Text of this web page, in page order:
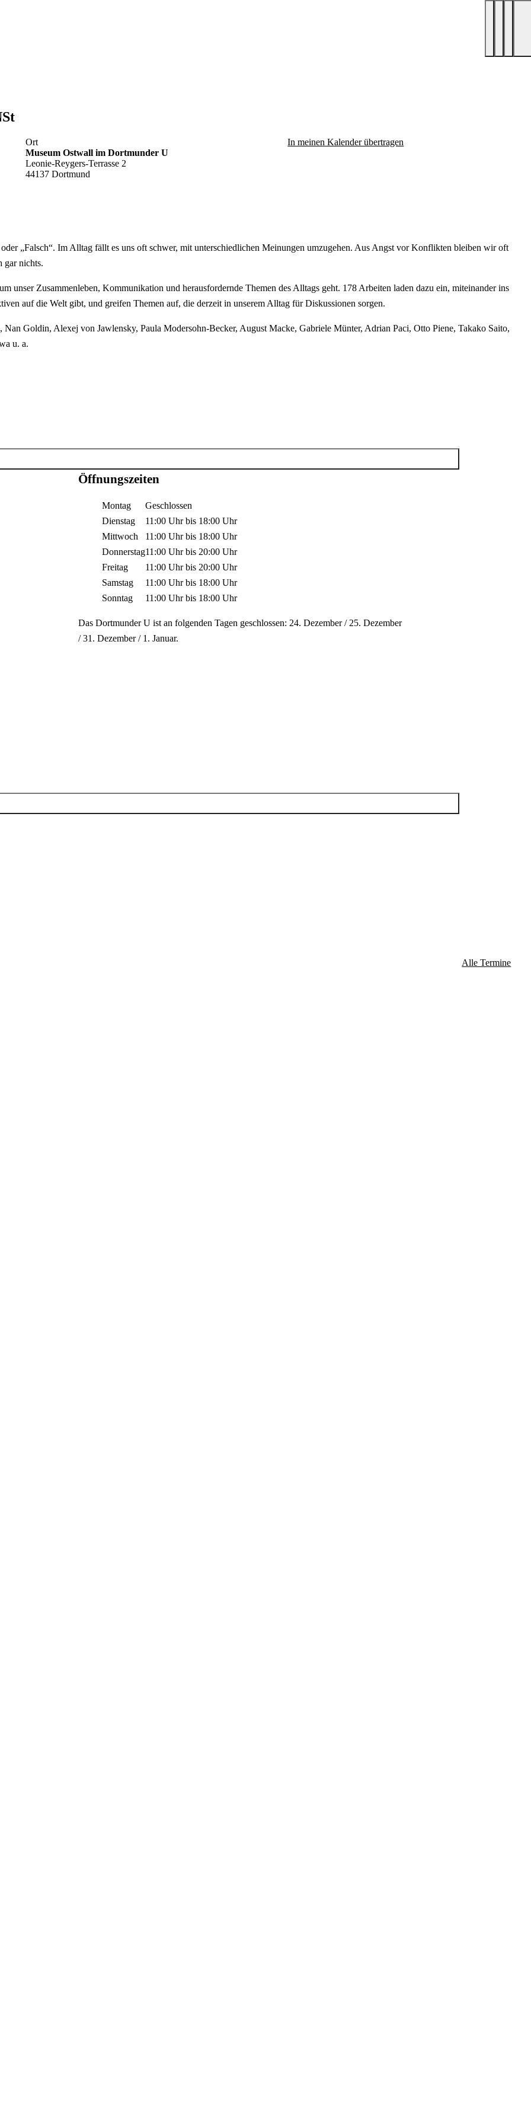
Ort
Museum Ostwall im Dortmunder U
Leonie-Reygers-Terrasse 2
44137 Dortmund
In meinen Kalender übertragen
„Falsch“. Im Alltag fällt es uns oft schwer, mit unterschiedlichen Meinungen umzugehen. Aus Angst vor Konflikten bleiben wir oft
gar nichts.
unser Zusammenleben, Kommunikation und herausfordernde Themen des Alltags geht. 178 Arbeiten laden dazu ein, miteinander ins
auf die Welt gibt, und greifen Themen auf, die derzeit in unserem Alltag für Diskussionen sorgen.
Goldin, Alexej von Jawlensky, Paula Modersohn-Becker, August Macke, Gabriele Münter, Adrian Paci, Otto Piene, Takako Saito,
u. a.
Öffnungszeiten
Montag
Geschlossen
Dienstag
11:00 Uhrbis 18:00 Uhr
Mittwoch
11:00 Uhrbis 18:00 Uhr
Donnerstag11:00 Uhrbis 20:00 Uhr
Freitag
11:00 Uhrbis 20:00 Uhr
Samstag
11:00 Uhrbis 18:00 Uhr
Sonntag
11:00 Uhrbis 18:00 Uhr
Das Dortmunder U ist an folgenden Tagen geschlossen: 24. Dezember / 25. Dezember
/ 31. Dezember / 1. Januar.
Alle Termine